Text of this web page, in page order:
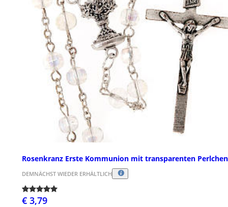
Rosenkranz Erste Kommunion mit transparenten Perlchen
DEMNÄCHST WIEDER ERHÄLTLICH
€ 3,79